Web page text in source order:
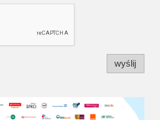
wyślij